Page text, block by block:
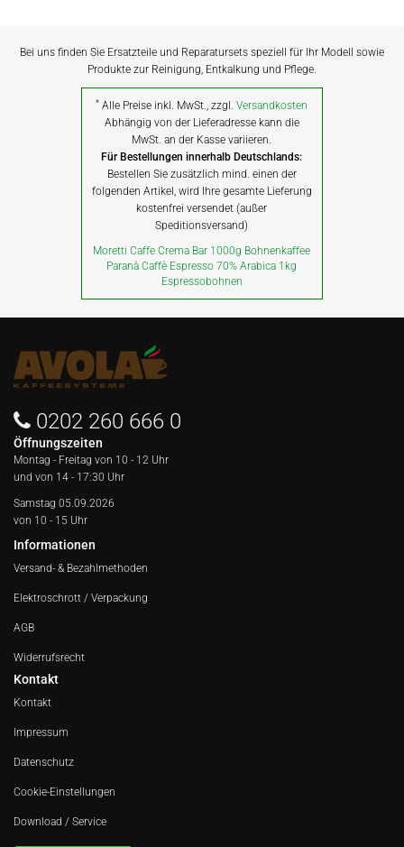
Bei uns finden Sie Ersatzteile und Reparatursets speziell für Ihr Modell sowie
Produkte zur Reinigung, Entkalkung und Pflege.
* Alle Preise inkl. MwSt., zzgl.Versandkosten
Abhängig von der Lieferadresse kann die
MwSt. an der Kasse variieren.
Für Bestellungen innerhalb Deutschlands:
Bestellen Sie zusätzlich mind. einen der
folgenden Artikel, wird Ihre gesamte Lieferung
kostenfrei versendet (außer
Speditionsversand)
Moretti Caffe Crema Bar 1000g Bohnenkaffee
Paranà Caffè Espresso 70% Arabica 1kg
Espressobohnen
0202 260 666 0
Öffnungszeiten
Montag - Freitag von 10 - 12 Uhr
und von 14 - 17:30 Uhr
Samstag 05.09.2026
von 10 - 15 Uhr
Informationen
Versand- & Bezahlmethoden
Elektroschrott / Verpackung
AGB
Widerrufsrecht
Kontakt
Kontakt
Impressum
Datenschutz
Cookie-Einstellungen
Download / Service